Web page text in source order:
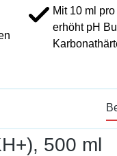
Mit 10 ml
erhöht pH
500 ml